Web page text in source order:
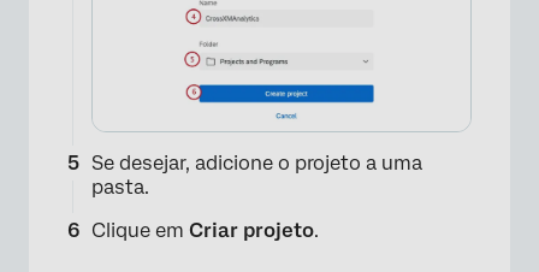
Se desejar, adicione o projeto a uma
pasta.
Clique em Criar projeto.